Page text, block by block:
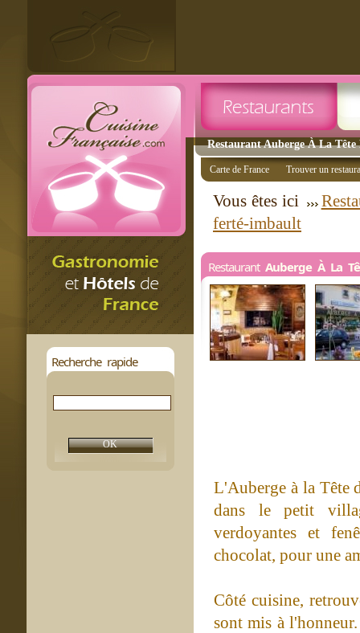
Restaurant Auberge À La
Recherche rapide
Carte de France Trouver un
Vous êtes ici
ferté-imbault
Restaurant Auberge À La
L'Auberge à la Tête
dans le petit
verdoyantes et
chocolat, pour une
Côté cuisine,
sont mis à